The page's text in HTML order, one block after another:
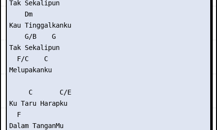
Tak Sekalipun
    Dm
Kau Tinggalkanku
    G/B    G
Tak Sekalipun
  F/C    C
Melupakanku
     C       C/E
Ku Taru Harapku
  F
Dalam TanganMu